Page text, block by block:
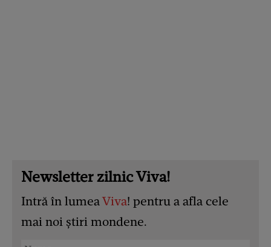
Newsletter zilnic Viva!
Intră în lumeaViva! pentru a afla cele
mai noi știri mondene.